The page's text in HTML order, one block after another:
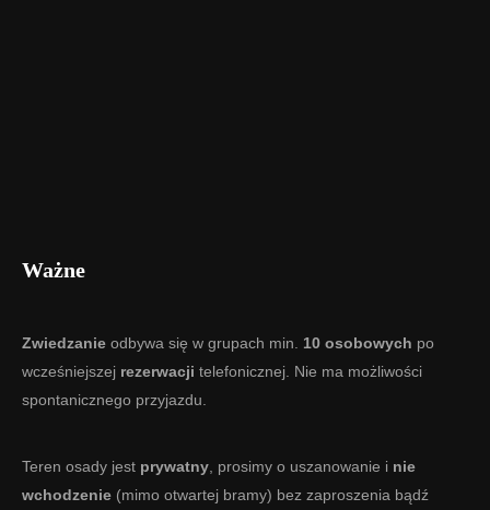
Ważne
Zwiedzanie odbywa się w grupach min. 10 osobowych po
wcześniejszej rezerwacji telefonicznej. Nie ma możliwości
spontanicznego przyjazdu.
Teren osady jest prywatny , prosimy o uszanowanie i nie
wchodzenie (mimo otwartej bramy) bez zaproszenia bądź